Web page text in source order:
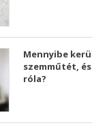
Mennyibe
szemműtét,
róla?